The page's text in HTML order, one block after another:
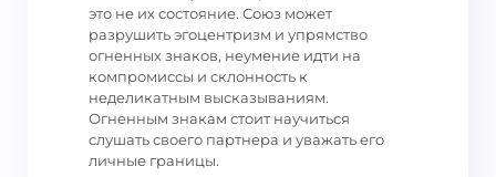
это не их состояние. Союз может
разрушить эгоцентризм и упрямство
огненных знаков, неумение идти на
компромиссы и склонность к
неделикатным высказываниям.
Огненным знакам стоит научиться
слушать своего партнера и уважать его
личные границы.